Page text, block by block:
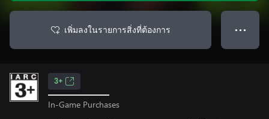
เพิ่มลงในรายการสิ่งที่ต้องการ ● ● ●
3+
In-Game Purchases